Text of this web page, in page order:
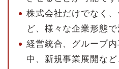
株式会社だけでなく
ど、様々な企業形態で
経営統合、グループ
中、新規事業展開な